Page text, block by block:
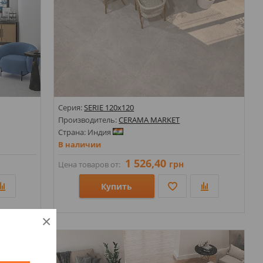
Серия:SERIE 120х120
Производитель: CERAMA MARKET
Страна: Индия
В наличии
Цена товаров от: 1 526,40 грн
Купить
Стили: Под бетон; Под камень;
×